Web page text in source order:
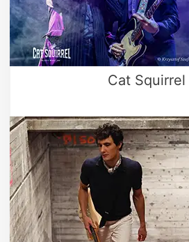
Cat Squirrel